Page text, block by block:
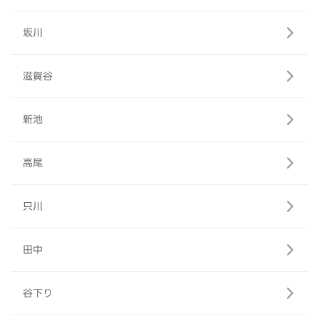
坂川
滋賀谷
新池
高尾
只川
田中
谷下り